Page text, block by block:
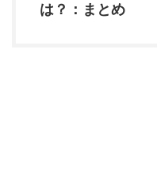
は？：まとめ